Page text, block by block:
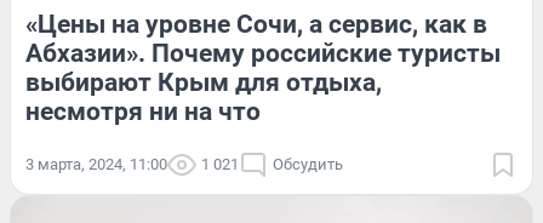
«Цены на уровне Сочи, а сервис, как в
Абхазии». Почему российские туристы
выбирают Крым для отдыха,
несмотря ни на что
3 марта, 2024, 11:00 1 021 Обсудить